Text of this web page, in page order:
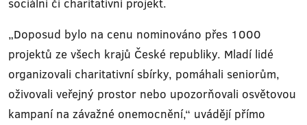
„Doposud bylo na cenu nominováno přes 1000
projektů ze všech krajů České republiky. Mladí lidé
organizovali charitativní sbírky, pomáhali seniorům,
oživovali veřejný prostor nebo upozorňovali osvětovou
kampaní na závažné onemocnění,“ uvádějí přímo